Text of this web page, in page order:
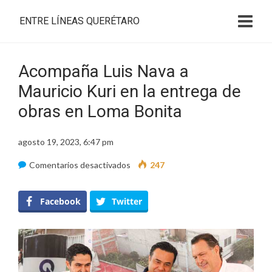
ENTRE LÍNEAS QUERÉTARO
Acompaña Luis Nava a
Mauricio Kuri en la entrega de
obras en Loma Bonita
agosto 19, 2023, 6:47 pm
Comentarios desactivados en
Luis
Nava
a
Mauricio
Kuri
247
Facebook Twitter